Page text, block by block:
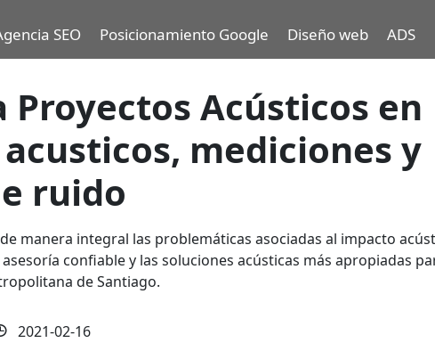
SEO Posicionamiento Google Diseño web ADS
Acústicos en
mediciones y
ruido
manera integral las problemáticas asociadas al impacto
confiable y las soluciones acústicas más apropiadas
de Santiago.
2021-02-16